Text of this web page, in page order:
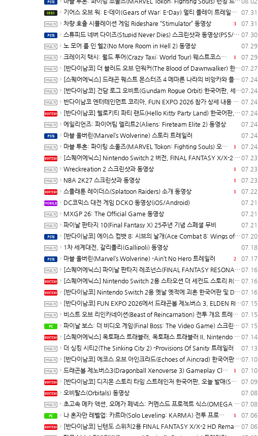
07.31
기어스 오브 워: E-데이(Gears of War: E-Day) 멀티 플레이 트레일러(XBSX/PC)
3 07.31
차량 호출 시뮬레이션 게임 Rideshare “Stimulator” 동영상
07.30
스튜피드 네버 다이즈(Stupid Never Dies) 스크린샷과 동영상(PS5/PC)
07.29
노 모어 룸 인 헬2(No More Room in Hell 2) 동영상
1 07.29
크레이지 택시: 월드 투어(Crazy Taxi: World Tour) 웨스트코스트 맵 트레일러(한국어 자막)
07.27
[반다이남코] 더 블러드 오브 던워커(The Blood of Dawnwalker) 한국어판 패키지 예약 판매, 7월 29일 시작
07.24
[스퀘어에닉스] 드래곤 퀘스트 몬스터즈 4 메마른 나라의 비앙카와 플로라, 배틀과 배합 등 최신 정보 공개
07.24
[반다이남코] 건담 로그 오비트(Gundam Rogue Orbit) 한국어판, 세계관 공개
07.24
반다이남코 엔터테인먼트 코리아, FUN EXPO 2026 참가 상세 내용 공개
07.24
[반다이남코] 헬로키티 파티 랜드(Hello Kitty Party Land) 한국어판, 다운로드 버전 예약 판매 시작
07.24
에일리언즈: 파이어팀 엘리트2(Aliens: Fireteam Elite 2) 동영상
07.24
마블 울버린(Marvel’s Wolverine) 스토리 트레일러
1 07.24
마블 투혼: 파이팅 소울즈(MARVEL Tokon: Fighting Souls) 오프닝 동영상
07.23
[스퀘어에닉스] Nintendo Switch 2 버전, FINAL FANTASY X/X-2 HD Remaster, 오늘 발매
1 07.23
Wreckreation 2 스크린샷과 동영상
1 07.23
NBA 2K27 스크린샷과 동영상
1 07.22
스플래툰 레이더스(Splatoon Raiders) 소개 동영상
07.21
DC코믹스 대전 게임 DCKO 동영상(iOS/Android)
07.21
MXGP 26: The Official Game 동영상
07.21
파이날 판타지 10(Final Fantasy X) 25주년 기념 스페셜 무비
07.20
[반다이남코] 에이스 컴뱃 8: 시브의 날개(Ace Combat 8: Wings of Theve) 한국어판, PS5용 패키지 예약 판매, 7월 21일 시작
07.18
1차 세계대전, 갈리폴리(Gallipoli) 동영상
2 07.17
마블 울버린(Marvel’s Wolverine) -Ain’t No Hero 트레일러
07.16
[스퀘어에닉스] 파이날 판타지 레조넌스(FINAL FANTASY RESONANCE) 다운로드 버전 예약 판매 개시, 최신 트레일러 및 정보 공개
07.16
[스퀘어에닉스] Nintendo Switch 2용 스타오션 더 세컨드 스토리 R(Star Ocean The Second Story R) 발매 개시
07.16
[반다이남코] Nintendo Switch 2용 옛날 옛적에 괴혼 한국어판 및 DLC Rolling LIVE Highlights 다운로드 전용으로 10월 8일 발매
07.15
[반다이남코] FUN EXPO 2026에서 드래곤볼 제노버스 3, ELDEN RING 빛바랜 자 에디션, 국내 첫 공개 체험 실시
07.15
비스트 오브 리인카네이션(Beast of Reincarnation) 전투 개요 트레일러
07.15
파이날 보스: 더 비디오 게임(Final Boss: The Video Game) 스크린샷과 동영상
07.14
[스퀘어에닉스] 옥토패스 트래블러, 옥토패스 트래블러 II, Nintendo Switch 2 다운로드 버전, 10월 1일 발매 결정, 예약 판매 개시
07.13
더 싱킹 시티2(The Sinking City 2) -Provisions Of Sanity 트레일러
07.10
[반다이남코] 에코스 오브 아인크라드(Echoes of Aincrad) 한국어판 발매 개시
1 07.10
드래곤볼 제노버스3(Dragonball Xenoverse 3) Gameplay Closer Look 트레일러
07.09
[반다이남코] 디지몬 스토리 타임 스트레인저 한국어판, 오늘 발매(Switch/Switch2)
07.08
오비탈스(Orbitals) 동영상
07.08
초고속 메카 액션, 오메가 페넥스: 커멘스드 프로젝트 식스(OMEGA PHENEX COMMENCED PROJECT SIX) 동영상
1 07.06
나 혼자만 레벨업: 카르마(Solo Leveling: KARMA) 전투 프로모션 동영상(PC/iOS/Android)
07.06
[반다이남코] 닌텐도 스위치2용 FINAL FANTASY X/X-2 HD Remaster 한국어판 패키지 예약판매, 7월 8일 시작